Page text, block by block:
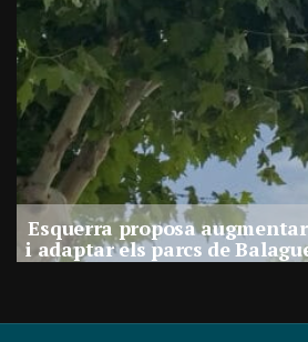
Esquerra proposa
i adaptar els parcs de
calor